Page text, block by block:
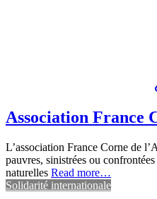
Association France
L’association France Corne de
pauvres, sinistrées ou
naturelles Read more…
Solidarité internationale